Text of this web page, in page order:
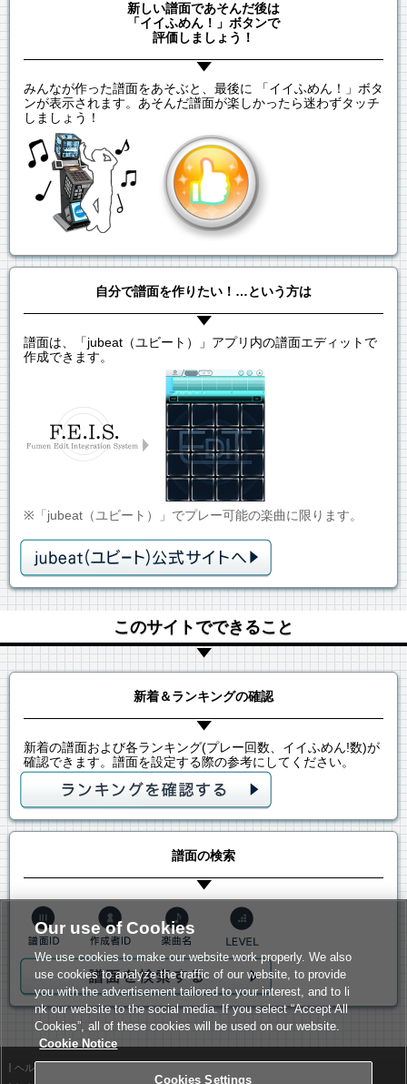
新しい譜面であそんだ後は
「イイふめん！」ボタンで
評価しましょう！
みんなが作った譜面をあそぶと、最後に 「イイふめん！」ボタ
ンが表示されます。あそんだ譜面が楽しかったら迷わずタッチ
しましょう！
自分で譜面を作りたい！…という方は
譜面は、「jubeat（ユビート）」アプリ内の譜面エディットで
作成できます。
※「jubeat（ユビート）」でプレー可能の楽曲に限ります。
このサイトでできること
新着＆ランキングの確認
新着の譜面および各ランキング(プレー回数、イイふめん!数)が
確認できます。譜面を設定する際の参考にしてください。
譜面の検索
ヘルプ
Our use of Cookies
We use cookies to make our website work properly. We also
use cookies to analyze the traffic of our website, to provide
you with the advertisement tailored to your interest, and to li
nk our website to the social media. If you select “Accept All
Cookies”, all of these cookies will be used on our website.
Cookie Notice
Cookies Settings